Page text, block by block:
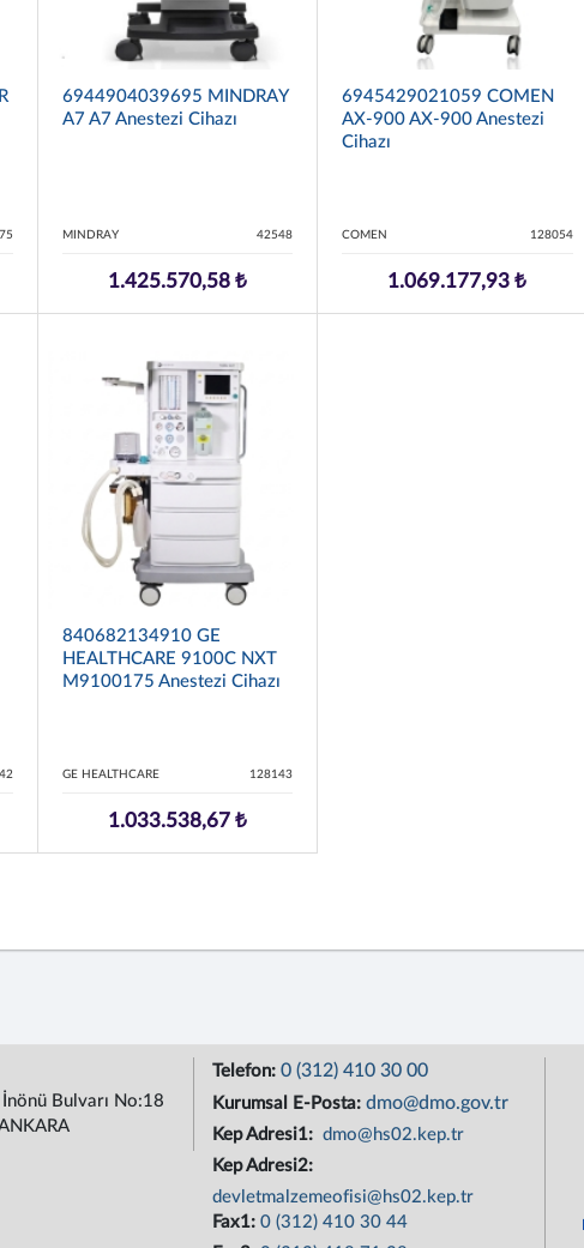
6944904039695 MINDRAY
A7 A7 Anestezi Cihazı
MINDRAY 42548
1.425.570,58 ₺
6945429021059 COMEN
AX-900 AX-900 Anestezi
Cihazı
COMEN 128054
1.069.177,93 ₺
840682134910 GE
HEALTHCARE 9100C NXT
M9100175 Anestezi Cihazı
GE HEALTHCARE 128143
1.033.538,67 ₺
Bulvarı No:18
Telefon: 0 (312) 410 30 00
Kurumsal E-Posta: dmo@dmo.gov.tr
Kep Adresi1: dmo@hs02.kep.tr
Kep Adresi2:
devletmalzemeofisi@hs02.kep.tr
Fax1: 0 (312) 410 30 44